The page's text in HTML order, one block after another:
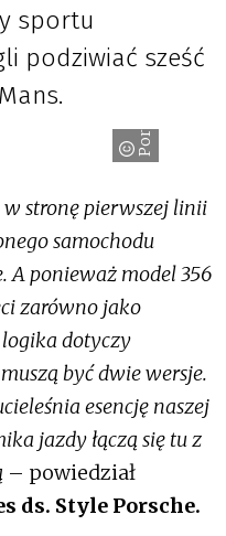
sportu
podziwiać sześć
Porsche
w stronę pierwszej linii
samochodu
A ponieważ model 356
zarówno jako
dotyczy
być dwie wersje.
esencję naszej
jazdy łączą się tu z
– powiedział
ds. Style Porsche.